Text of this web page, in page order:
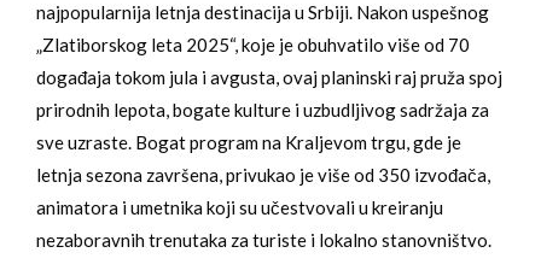
najpopularnija letnja destinacija u Srbiji. Nakon uspešnog
„Zlatiborskog leta 2025“, koje je obuhvatilo više od 70
događaja tokom jula i avgusta, ovaj planinski raj pruža spoj
prirodnih lepota, bogate kulture i uzbudljivog sadržaja za
sve uzraste. Bogat program na Kraljevom trgu, gde je
letnja sezona završena, privukao je više od 350 izvođača,
animatora i umetnika koji su učestvovali u kreiranju
nezaboravnih trenutaka za turiste i lokalno stanovništvo.